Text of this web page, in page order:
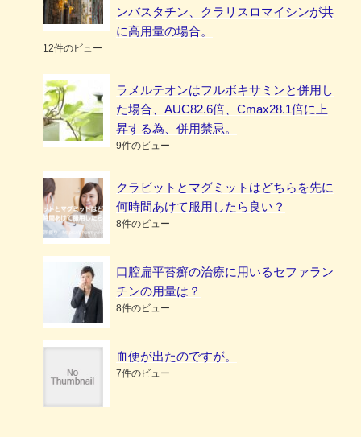
ンバスタチン、クラリスロマイシンが共
に高用量の場合。
12件のビュー
ラメルテオンはフルボキサミンと併用し
た場合、AUC82.6倍、Cmax28.1倍に上
昇する為、併用禁忌。
9件のビュー
クラビットとマグミットはどちらを先に
何時間あけて服用したら良い？
8件のビュー
口腔扁平苔癬の治療に用いるセファラン
チンの用量は？
8件のビュー
血便が出たのですが。
7件のビュー